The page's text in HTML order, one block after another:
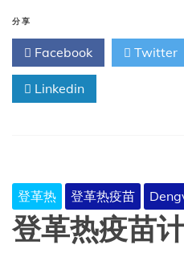
疫
苗
储
分享
Facebook Twitter
Linkedin
登革热 登革热疫苗
登革热疫苗